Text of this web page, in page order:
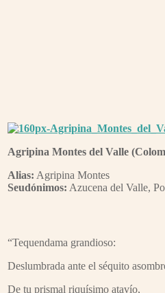
Agripina Montes del Valle
Alias: Agripina Montes
Seudónimos: Azucena del Valle,
“Tequendama grandioso:
Deslumbrada ante el séquito
De tu prismal riquísimo atavío,